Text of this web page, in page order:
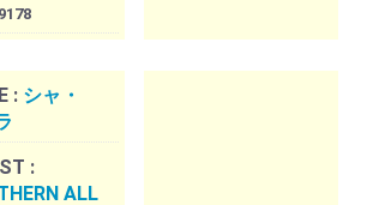
: シャ・
:
ALL